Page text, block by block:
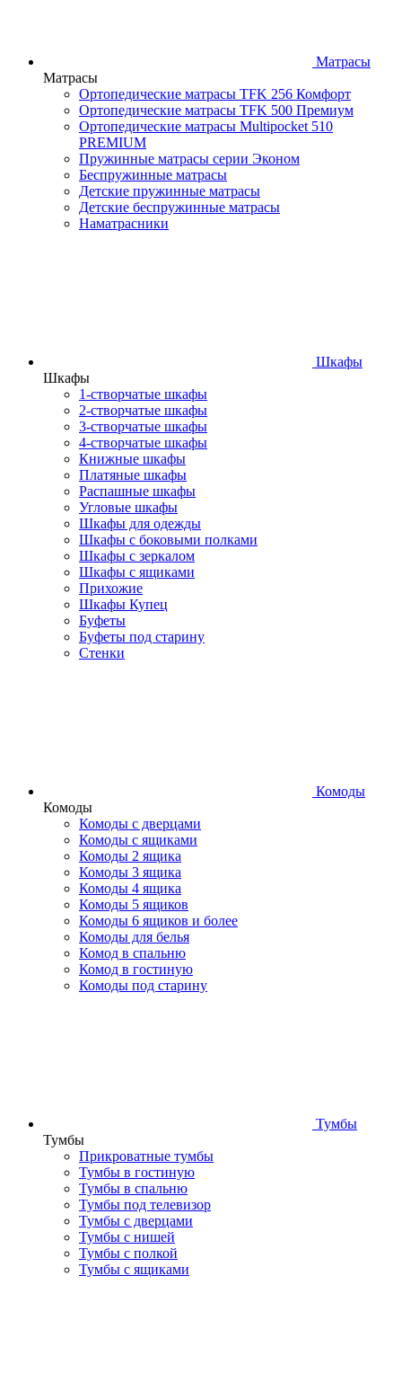
Матрасы
Матрасы
Ортопедические матрасы TFK 256 Комфорт
Ортопедические матрасы TFK 500 Премиум
Ортопедические матрасы Multipocket 510
PREMIUM
Пружинные матрасы серии Эконом
Беспружинные матрасы
Детские пружинные матрасы
Детские беспружинные матрасы
Наматрасники
Шкафы
Шкафы
1-створчатые шкафы
2-створчатые шкафы
3-створчатые шкафы
4-створчатые шкафы
Книжные шкафы
Платяные шкафы
Распашные шкафы
Угловые шкафы
Шкафы для одежды
Шкафы с боковыми полками
Шкафы с зеркалом
Шкафы с ящиками
Прихожие
Шкафы Купец
Буфеты
Буфеты под старину
Стенки
Комоды
Комоды
Комоды с дверцами
Комоды с ящиками
Комоды 2 ящика
Комоды 3 ящика
Комоды 4 ящика
Комоды 5 ящиков
Комоды 6 ящиков и более
Комоды для белья
Комод в спальню
Комод в гостиную
Комоды под старину
Тумбы
Тумбы
Прикроватные тумбы
Тумбы в гостиную
Тумбы в спальню
Тумбы под телевизор
Тумбы с дверцами
Тумбы с нишей
Тумбы с полкой
Тумбы с ящиками